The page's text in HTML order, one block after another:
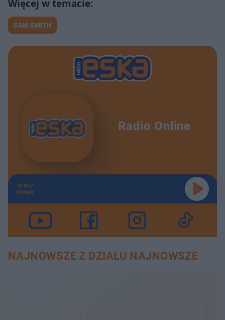
SAM SMITH
Radio Online
TERAZ
GRAMY
NAJNOWSZE Z DZIAŁU NAJNOWSZE